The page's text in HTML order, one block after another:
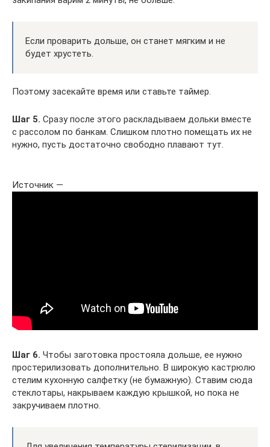
Если проварить дольше, он станет мягким и не
будет хрустеть.
Поэтому засекайте время или ставьте таймер.
Шаг 5. Сразу после этого раскладываем дольки вместе
с рассолом по банкам. Слишком плотно помещать их не
нужно, пусть достаточно свободно плавают тут.
Источник —
Шаг 6. Чтобы заготовка простояла дольше, ее нужно
простерилизовать дополнительно. В широкую кастрюлю
стелим кухонную салфетку (не бумажную). Ставим сюда
стеклотары, накрываем каждую крышкой, но пока не
закручиваем плотно.